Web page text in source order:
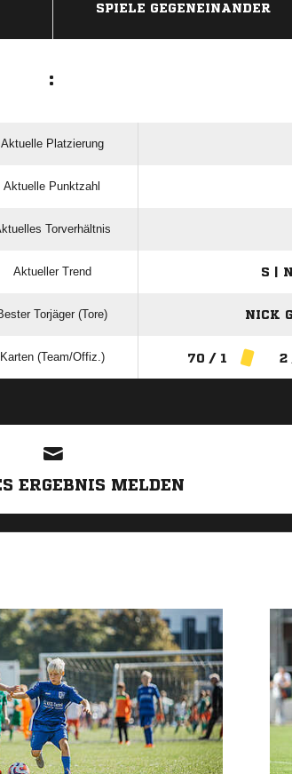
SPIELE GEGENEINANDER
:
Aktuelle Platzierung
Aktuelle Punktzahl
Torverhältnis
Aktueller Trend S |
Torjäger (Tore) NICK
Karten (Team/Offiz.) 70 / 1 2
ERGEBNIS MELDEN